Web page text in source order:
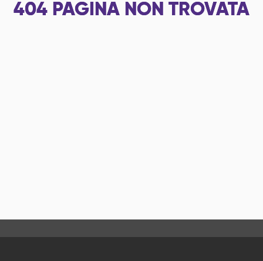
404 PAGINA NON TROVATA